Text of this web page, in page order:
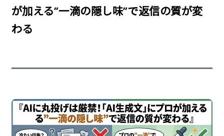
クチコミレスキュー
会社概要
企業理念
が加える”一滴の隠し味”で返信の質が変
わる